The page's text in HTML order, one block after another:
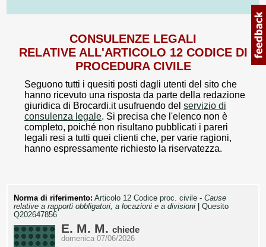
CONSULENZE LEGALI
RELATIVE ALL'ARTICOLO 12 CODICE DI
PROCEDURA CIVILE
Seguono tutti i quesiti posti dagli utenti del sito che
hanno ricevuto una risposta da parte della redazione
giuridica di Brocardi.it usufruendo del servizio di
consulenza legale. Si precisa che l'elenco non è
completo, poiché non risultano pubblicati i pareri
legali resi a tutti quei clienti che, per varie ragioni,
hanno espressamente richiesto la riservatezza.
Norma di riferimento: Articolo 12 Codice proc. civile - Cause
relative a rapporti obbligatori, a locazioni e a divisioni
Quesito
Q202647856
E. M. M. chiede
domenica 07/06/2026